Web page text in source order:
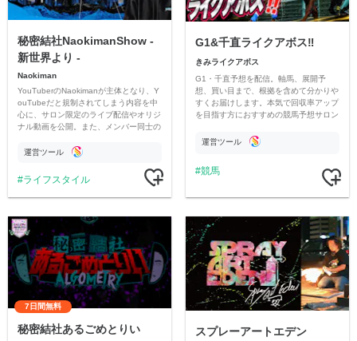
秘密結社NaokimanShow -
新世界より -
Naokiman
YouTuberのNaokimanが主体となり、Y
ouTubeだと規制されてしまう内容を中
心に、サロン限定のライブ配信やオリジ
ナル動画を公開。また、メンバー同士の
ただいています。
運営ツール
ライフスタイル
G1&千直ライクアボス‼️
きみライクアボス
G1・千直予想を配信。軸馬、展開予
想、買い目まで、根拠を含めて分かりや
すくお届けします。本気で回収率アップ
を目指す方におすすめの競馬予想サロン
運営ツール
競馬
7日間無料
秘密結社あるごめとりい スプレーアートエデン